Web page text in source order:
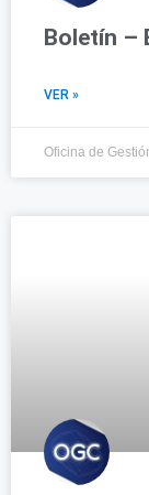
Boletín –
VER »
Oficina de